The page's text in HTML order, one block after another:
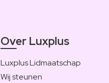
Over Luxplus
Luxplus Lidmaatschap
Wij steunen